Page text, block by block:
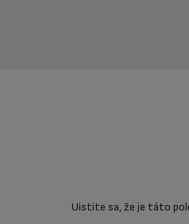
Uistite sa, že je táto